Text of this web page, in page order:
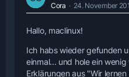
Cora 24. November
Hallo, maclinux!
Ich habs wieder gefunden
einmal... und hole ein
Erklärungen aus "Wir